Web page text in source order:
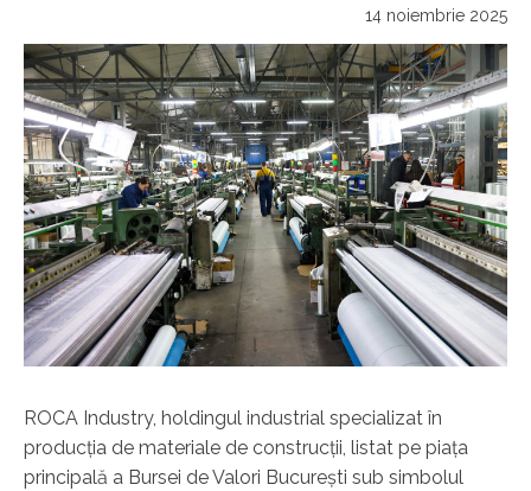
14 noiembrie 2025
ROCA Industry, holdingul industrial specializat în
producţia de materiale de construcţii, listat pe piaţa
principală a Bursei de Valori Bucureşti sub simbolul